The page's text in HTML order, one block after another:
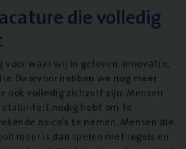
die volledig
voor waar wij in geloven: innovatie,
Daarvoor hebben we nog meer
ook volledig zichzelf zijn. Mensen
nodig hebt om te
risico’s te nemen. Mensen die
meer is dan spelen met regels en